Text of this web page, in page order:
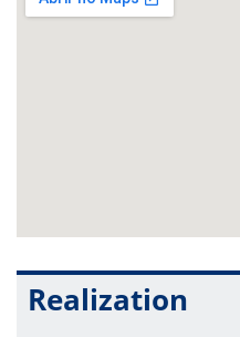
Realization